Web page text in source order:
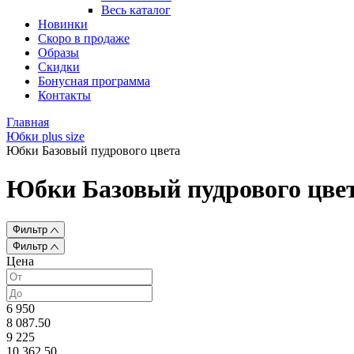
Весь каталог
Новинки
Скоро в продаже
Образы
Скидки
Бонусная программа
Контакты
Главная
Юбки plus size
Юбки Базовый пудрового цвета
Юбки Базовый пудрового
Фильтр
Фильтр
Цена
6 950
8 087.50
9 225
10 362.50